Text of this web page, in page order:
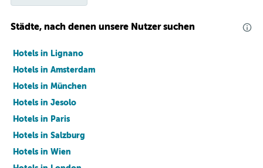
Städte, nach denen unsere Nutzer suchen
Hotels in Lignano
Hotels in Amsterdam
Hotels in München
Hotels in Jesolo
Hotels in Paris
Hotels in Salzburg
Hotels in Wien